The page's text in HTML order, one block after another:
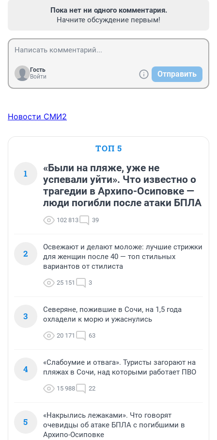
Пока нет ни одного комментария.
Начните обсуждение первым!
Гость
Войти
Отправить
Новости СМИ2
ТОП 5
1
«Были на пляже, уже не
успевали уйти». Что известно о
трагедии в Архипо-Осиповке —
люди погибли после атаки БПЛА
102 813 39
2
Освежают и делают моложе: лучшие стрижки
для женщин после 40 — топ стильных
вариантов от стилиста
25 151 3
3
Северяне, пожившие в Сочи, на 1,5 года
охладели к морю и ужаснулись
20 171 63
4
«Слабоумие и отвага». Туристы загорают на
пляжах в Сочи, над которыми работает ПВО
15 988 22
5
«Накрылись лежаками». Что говорят
очевидцы об атаке БПЛА с погибшими в
Архипо-Осиповке